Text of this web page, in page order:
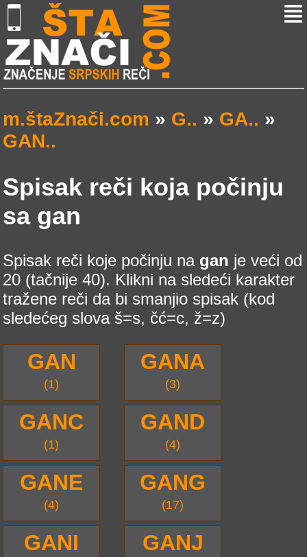
m.štaZnači.com » G.. » GA.. »
GAN..
Spisak reči koja počinju
sa gan
Spisak reči koje počinju na gan je veći od
20 (tačnije 40). Klikni na sledeći karakter
tražene reči da bi smanjio spisak (kod
sledećeg slova š=s, čć=c, ž=z)
GAN
(1)
GANA
(3)
GANC
(1)
GAND
(4)
GANE
(4)
GANG
(17)
GANI GANJ